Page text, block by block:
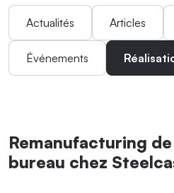
Actualités Articles
Événements
Remanufacturing
bureau chez